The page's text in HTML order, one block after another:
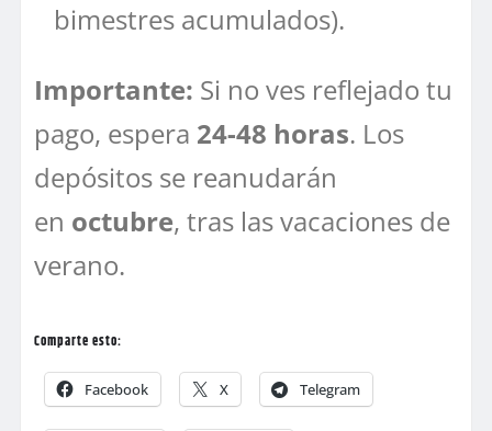
bimestres acumulados).
Importante: Si no ves reflejado tu
pago, espera 24-48 horas. Los
depósitos se reanudarán
en octubre, tras las vacaciones de
verano.
Comparte esto:
Facebook X Telegram